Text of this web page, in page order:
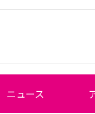
ニュース